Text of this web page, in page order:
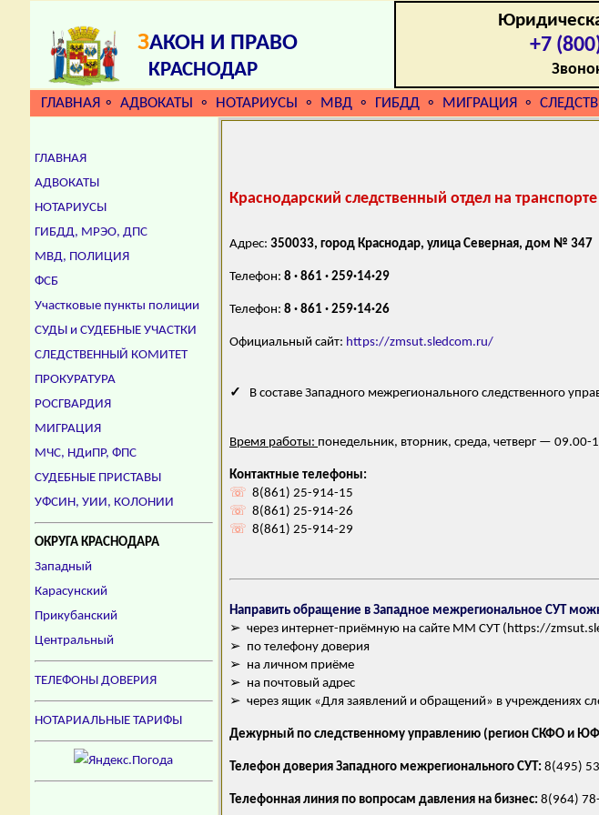
ЗАКОН И ПРАВО
КРАСНОДАР
+7
ГЛАВНАЯ ⚬ АДВОКАТЫ ⚬ НОТАРИУСЫ ⚬ МВД ⚬ ГИБДД ⚬ МИГРАЦИЯ ⚬
ГЛАВНАЯ
АДВОКАТЫ
НОТАРИУСЫ
ГИБДД, МРЭО, ДПС
МВД, ПОЛИЦИЯ
ФСБ
Участковые пункты полиции
СУДЫ и СУДЕБНЫЕ УЧАСТКИ
СЛЕДСТВЕННЫЙ КОМИТЕТ
ПРОКУРАТУРА
РОСГВАРДИЯ
МИГРАЦИЯ
МЧС, НДиПР, ФПС
СУДЕБНЫЕ ПРИСТАВЫ
УФСИН, УИИ, КОЛОНИИ
ОКРУГА КРАСНОДАРА
Западный
Карасунский
Прикубанский
Центральный
ТЕЛЕФОНЫ ДОВЕРИЯ
НОТАРИАЛЬНЫЕ ТАРИФЫ
Краснодарский следственный отдел на
Адрес: 350033, город Краснодар, улица Северная, дом № 347
Телефон: 8 · 861 · 259·14·29
Телефон: 8 · 861 · 259·14·26
Официальный сайт: https://zmsut.sledcom.ru/
✓ В составе Западного межрегионального следственного
Время работы: понедельник, вторник, среда, четверг —
Контактные телефоны:
☏ 8(861) 25-914-15
☏ 8(861) 25-914-26
☏ 8(861) 25-914-29
Направить обращение в Западное межрегиональное СУТ
➢ через интернет-приёмную на сайте ММ СУТ (https://
➢ по телефону доверия
➢ на личном приёме
➢ на почтовый адрес
➢ через ящик «Для заявлений и обращений» в учреждениях
Дежурный по следственному управлению (регион СКФО и
Телефон доверия Западного межрегионального СУТ: 8(495)
Телефонная линия по вопросам давления на бизнес: 8(964)